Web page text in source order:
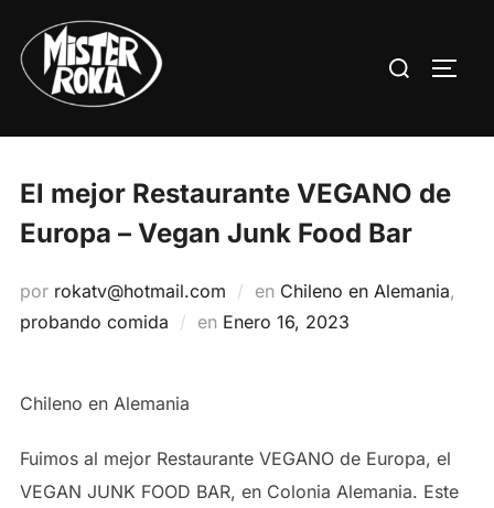
contenido
Buscar:
El mejor Restaurante VEGANO de
Europa – Vegan Junk Food Bar
por rokatv@hotmail.com en Chileno en Alemania,
probando comida
en Publicado
Enero 16, 2023
Chileno en Alemania
Fuimos al mejor Restaurante VEGANO de Europa, el
VEGAN JUNK FOOD BAR, en Colonia Alemania. Este